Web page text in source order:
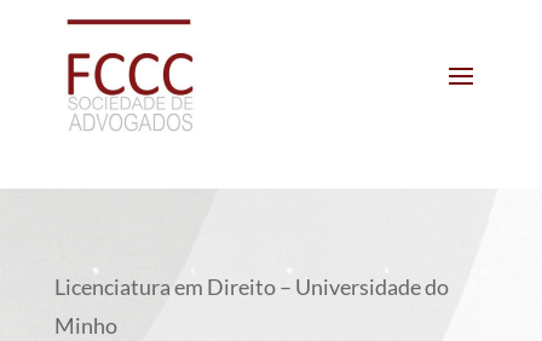
Licenciatura em Direito – Universidade do
Minho